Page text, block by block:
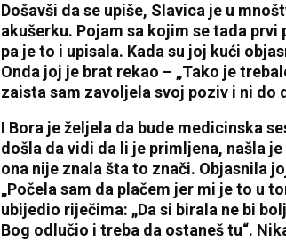
Došavši da se upiše, Slavica je u
akušerku. Pojam sa kojim se tada
pa je to i upisala. Kada su joj kući
Onda joj je brat rekao – „Tako je
zaista sam zavoljela svoj poziv i ni do
I Bora je željela da bude medicinska
došla da vidi da li je primljena, našla
ona nije znala šta to znači. Objasnila
„Počela sam da plačem jer mi je to u
ubijedio riječima: „Da si birala ne bi
Bog odlučio i treba da ostaneš tu“.